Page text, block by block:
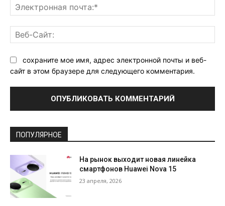
сохраните мое имя, адрес электронной почты и веб-
сайт в этом браузере для следующего комментария.
ПОПУЛЯРНОЕ
На рынок выходит новая линейка
смартфонов Huawei Nova 15
23 апреля, 2026